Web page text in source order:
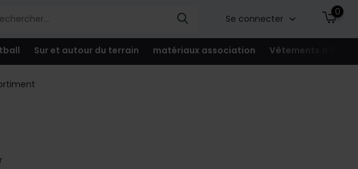
Se connecter
0
Sur et autour du terrain matériaux association Vêtements